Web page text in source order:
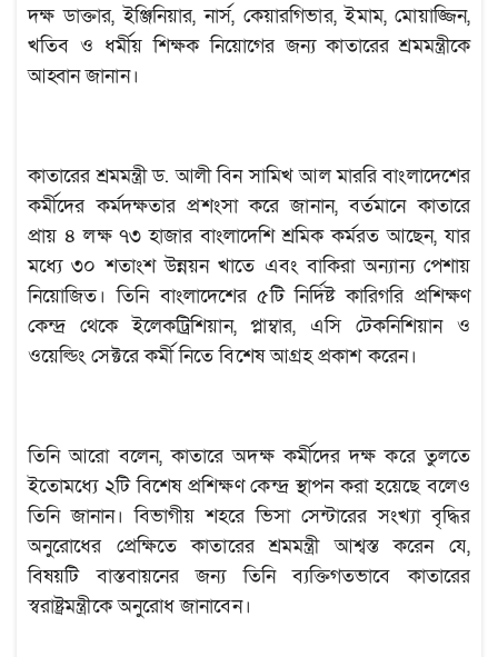
দক্ষ ডাক্তার, ইঞ্জিনিয়ার, নার্স, কেয়ারগিভার, ইমাম, মোয়াজ্জিন,
খতিব ও ধর্মীয় শিক্ষক নিয়োগের জন্য কাতারের শ্রমমন্ত্রীকে
আহ্বান জানান।
কাতারের শ্রমমন্ত্রী ড. আলী বিন সামিখ আল মাররি বাংলাদেশের
কর্মীদের কর্মদক্ষতার প্রশংসা করে জানান, বর্তমানে কাতারে
প্রায় ৪ লক্ষ ৭৩ হাজার বাংলাদেশি শ্রমিক কর্মরত আছেন, যার
মধ্যে ৩০ শতাংশ উন্নয়ন খাতে এবং বাকিরা অন্যান্য পেশায়
নিয়োজিত। তিনি বাংলাদেশের ৫টি নির্দিষ্ট কারিগরি প্রশিক্ষণ
কেন্দ্র থেকে ইলেকট্রিশিয়ান, প্লাম্বার, এসি টেকনিশিয়ান ও
ওয়েল্ডিং সেক্টরে কর্মী নিতে বিশেষ আগ্রহ প্রকাশ করেন।
তিনি আরো বলেন, কাতারে অদক্ষ কর্মীদের দক্ষ করে তুলতে
ইতোমধ্যে ২টি বিশেষ প্রশিক্ষণ কেন্দ্র স্থাপন করা হয়েছে বলেও
তিনি জানান। বিভাগীয় শহরে ভিসা সেন্টারের সংখ্যা বৃদ্ধির
অনুরোধের প্রেক্ষিতে কাতারের শ্রমমন্ত্রী আশ্বস্ত করেন যে,
বিষয়টি বাস্তবায়নের জন্য তিনি ব্যক্তিগতভাবে কাতারের
স্বরাষ্ট্রমন্ত্রীকে অনুরোধ জানাবেন।